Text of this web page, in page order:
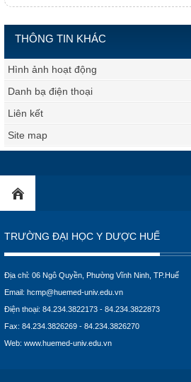
THÔNG TIN KHÁC
Hình ảnh hoạt động
Danh bạ điện thoại
Liên kết
Site map
TRƯỜNG ĐẠI HỌC Y DƯỢC HUẾ
Địa chỉ: 06 Ngô Quyền, Phường Vĩnh Ninh, TP.Huế
Email: hcmp@huemed-univ.edu.vn
Điện thoại: 84.234.3822173 - 84.234.3822873
Fax: 84.234.3826269 - 84.234.3826270
Web: www.huemed-univ.edu.vn